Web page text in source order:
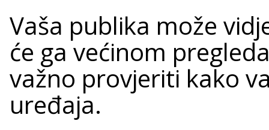
Vaša publika može
će ga većinom
važno provjeriti kako
uređaja.